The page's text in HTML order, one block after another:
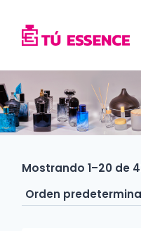
contenido
Mostrando 1–20 de